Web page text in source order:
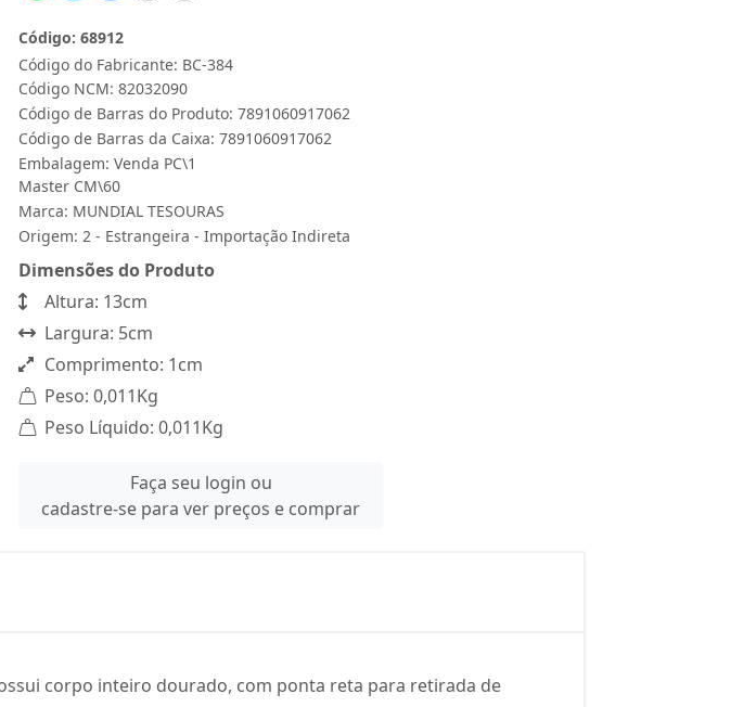
Código do Fabricante: BC-384
Código: 68912
Código NCM: 82032090
Código de Barras do Produto: 7891060917062
Código de Barras da Caixa: 7891060917062
Embalagem: Venda PC\1
Master CM\60
Marca: MUNDIAL TESOURAS
Origem: 2 - Estrangeira - Importação Indireta
Dimensões do Produto
Altura: 13cm
Largura: 5cm
Comprimento: 1cm
Peso: 0,011Kg
Peso Líquido: 0,011Kg
Faça seu login ou
cadastre-se para ver preços e comprar
corpo inteiro dourado, com ponta reta para retirada de